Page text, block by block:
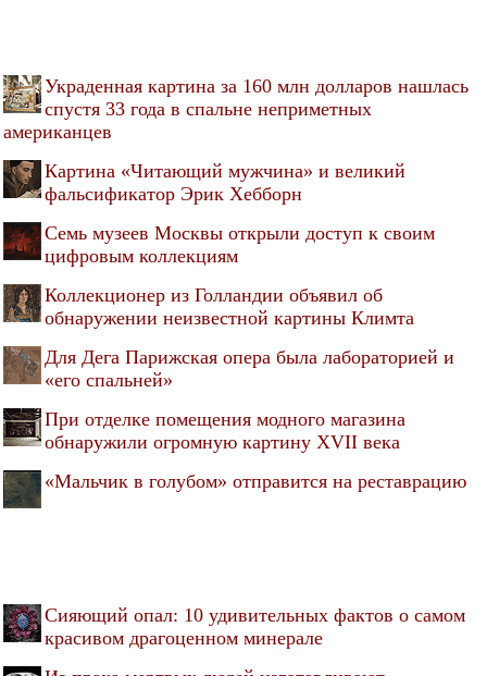
Украденная картина за 160 млн долларов нашлась
спустя 33 года в спальне неприметных
американцев
Картина «Читающий мужчина» и великий
фальсификатор Эрик Хебборн
Семь музеев Москвы открыли доступ к своим
цифровым коллекциям
Коллекционер из Голландии объявил об
обнаружении неизвестной картины Климта
Для Дега Парижская опера была лабораторией и
«его спальней»
При отделке помещения модного магазина
обнаружили огромную картину XVII века
«Мальчик в голубом» отправится на реставрацию
Сияющий опал: 10 удивительных фактов о самом
красивом драгоценном минерале